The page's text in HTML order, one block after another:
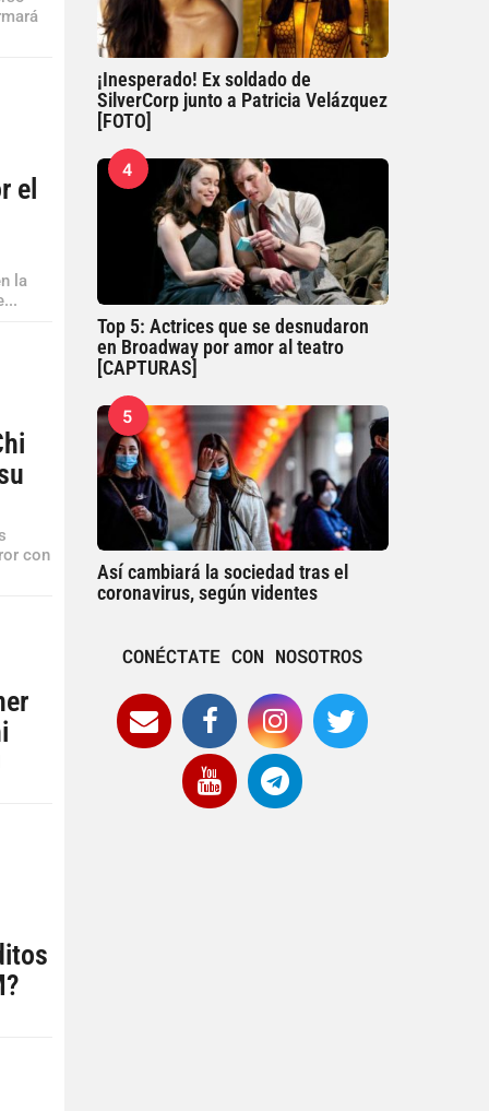
el
la
con
¡Inesperado! Ex soldado de
SilverCorp junto a Patricia Velázquez
[FOTO]
4
Top 5: Actrices que se desnudaron
en Broadway por amor al teatro
[CAPTURAS]
5
Así cambiará la sociedad tras el
coronavirus, según videntes
CONÉCTATE CON NOSOTROS